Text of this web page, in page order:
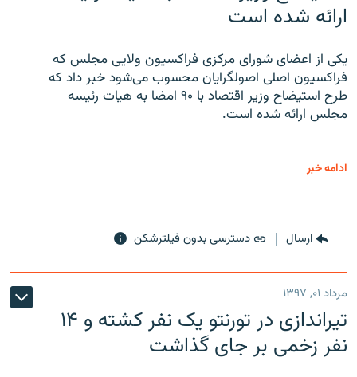
ارائه شده است
یکی از اعضای شورای مرکزی فراکسیون ولایی مجلس که
فراکسیون اصلی اصولگرایان محسوب می‌شود خبر داد که
طرح استیضاح وزیر اقتصاد با ۹۰ امضا به هیات رئیسه
مجلس ارائه شده است.
ادامه خبر
ارسال دسترسی بدون فیلترشکن
مرداد ۰۱, ۱۳۹۷
تیراندازی در تورنتو یک نفر کشته و ۱۴
نفر زخمی بر جای گذاشت